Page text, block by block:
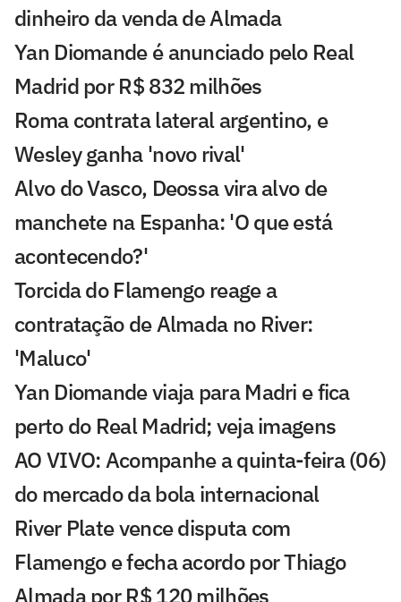
dinheiro da venda de Almada
Yan Diomande é anunciado pelo Real
Madrid por R$ 832 milhões
Roma contrata lateral argentino, e
Wesley ganha 'novo rival'
Alvo do Vasco, Deossa vira alvo de
manchete na Espanha: 'O que está
acontecendo?'
Torcida do Flamengo reage a
contratação de Almada no River:
'Maluco'
Yan Diomande viaja para Madri e fica
perto do Real Madrid; veja imagens
AO VIVO: Acompanhe a quinta-feira (06)
do mercado da bola internacional
River Plate vence disputa com
Flamengo e fecha acordo por Thiago
Almada por R$ 120 milhões